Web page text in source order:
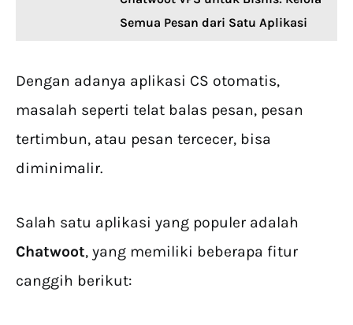
Semua Pesan dari Satu Aplikasi
Dengan adanya aplikasi CS otomatis,
masalah seperti telat balas pesan, pesan
tertimbun, atau pesan tercecer, bisa
diminimalir.
Salah satu aplikasi yang populer adalah
Chatwoot, yang memiliki beberapa fitur
canggih berikut: